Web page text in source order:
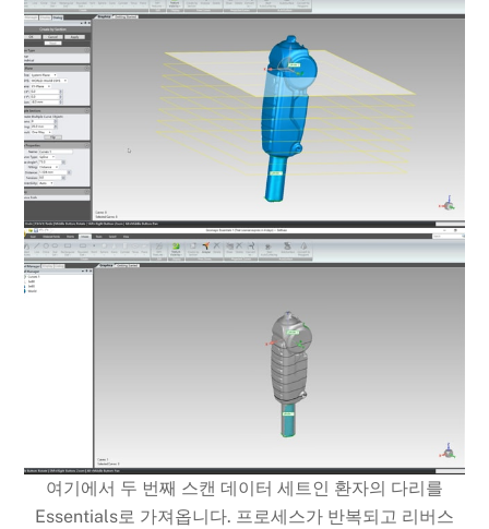
여기에서 두 번째 스캔 데이터 세트인 환자의 다리를
Essentials로 가져옵니다. 프로세스가 반복되고 리버스